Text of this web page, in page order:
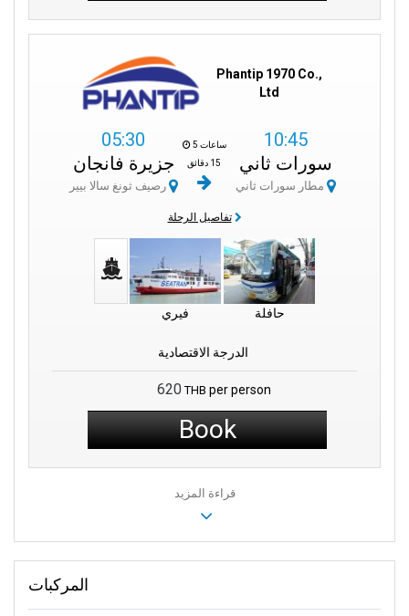
Phantip 1970 Co.,
Ltd
05:30
جزيرة فانجان
رصيف ثونغ سالا بيير
5 ساعات
15 دقائق
10:45
سورات ثاني
تفاصيل الرحلة
فيري حافلة
الدرجة الاقتصادية
620 THB per person
Book
قراءة المزيد
المركبات